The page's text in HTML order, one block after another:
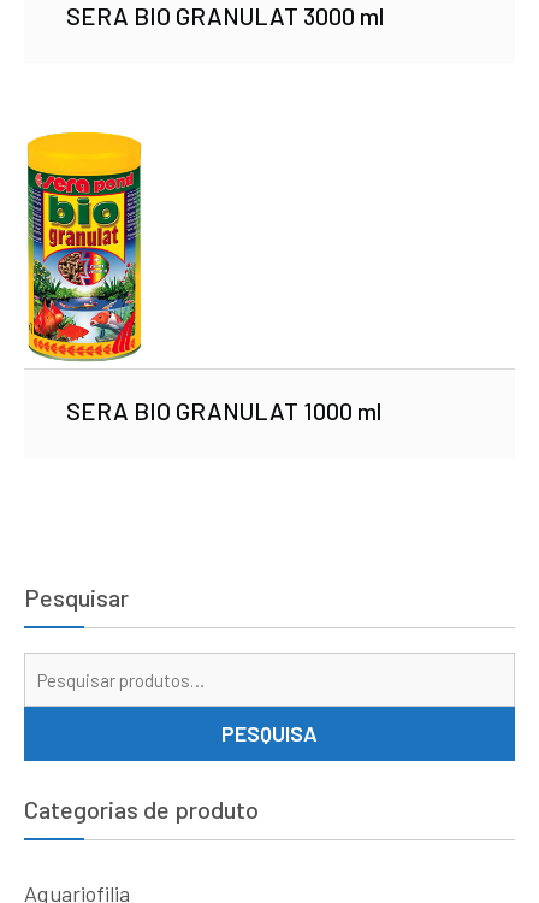
SERA BIO GRANULAT 3000 ml
SERA BIO GRANULAT 1000 ml
Pesquisar
PESQUISA
Categorias de produto
Aquariofilia